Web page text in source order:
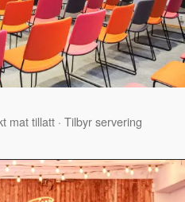
mat tillatt · Tilbyr servering